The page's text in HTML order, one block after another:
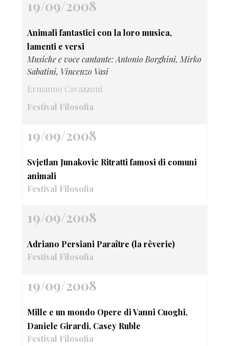
19/09/2008
Animali fantastici con la loro musica,
lamenti e versi
Musiche e voce cantante: Antonio Borghini, Mirko
Sabatini, Vincenzo Vasi
Ermanno Cavazzoni
Festival Filosofia
19/09/2008
Svjetlan Junakovic Ritratti famosi di comuni
animali
Festival Filosofia
19/09/2008
Adriano Persiani Paraître (la rêverie)
Festival Filosofia
19/09/2008
Mille e un mondo Opere di Vanni Cuoghi,
Daniele Girardi, Casey Ruble
Festival Filosofia